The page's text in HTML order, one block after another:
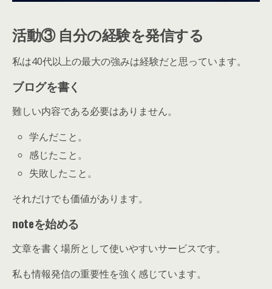
活動③ 自分の経験を発信する
私は40代以上の最大の強みは経験だと思っています。
ブログを書く
難しい内容である必要はありません。
学んだこと。
感じたこと。
失敗したこと。
それだけでも価値があります。
noteを始める
文章を書く場所として使いやすいサービスです。
私も情報発信の重要性を強く感じています。